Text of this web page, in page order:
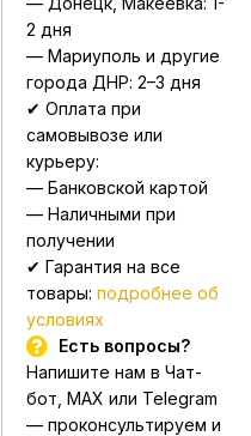
2 дня
— Мариуполь и другие
города ДНР: 2–3 дня
✔ Оплата при
самовывозе или
курьеру:
— Банковской картой
— Наличными при
получении
✔ Гарантия на все
товары: подробнее об
условиях
Есть вопросы?
Напишите нам в Чат-
бот, MAX или Telegram
— проконсультируем и